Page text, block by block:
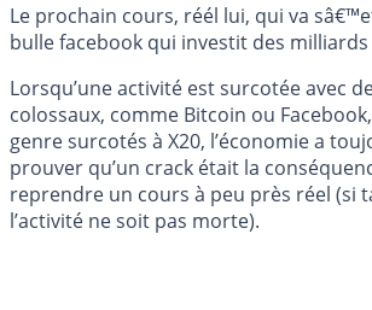
Le prochain cours, réél lui, qui va
bulle facebook qui investit des milliards
Lorsqu’une activité est surcotée avec
colossaux, comme Bitcoin ou
genre surcotés à X20, l’économie a
prouver qu’un crack était la
reprendre un cours à peu près réel (si
l’activité ne soit pas morte).